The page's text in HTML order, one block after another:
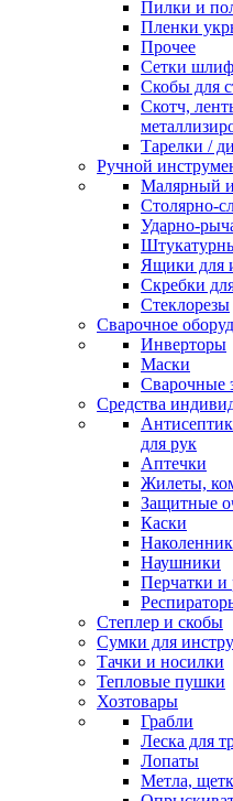
Пилки и
Пленки
Прочее
Сетки
Скобы для
Скотч,
Тарелки /
Ручной
Малярный
Столярно-
Ударно-
Ящики для
Скребки
Стеклорезы
Сварочное
Инверторы
Маски
Сварочные
Средства
для рук
Аптечки
Жилеты,
Защитные
Каски
Наушники
Перчатки и
Степлер и скобы
Сумки для
Тачки и носилки
Тепловые пушки
Хозтовары
Грабли
Леска для
Лопаты
Метла,